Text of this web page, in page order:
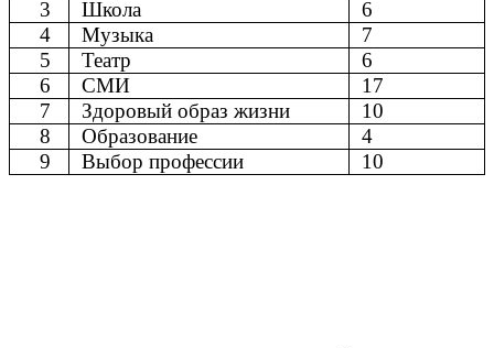
3
Школа
6
4
Музыка
7
5
Театр
6
6
СМИ
17
7
Здоровый образ жизни
10
8
Образование
4
9
Выбор профессии 10